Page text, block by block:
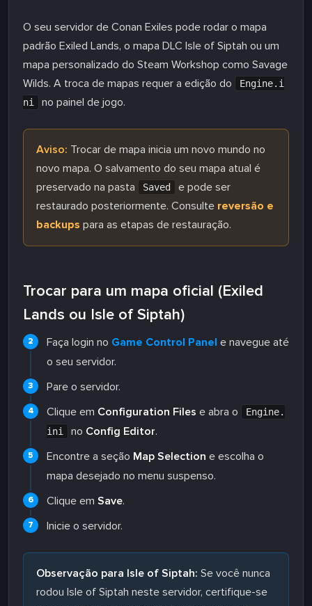
O seu servidor de Conan Exiles pode rodar o mapa
padrão Exiled Lands, o mapa DLC Isle of Siptah ou um
mapa personalizado do Steam Workshop como Savage
Wilds. A troca de mapas requer a edição do
Engine.i
ni
no painel de jogo.
Aviso: Trocar de mapa inicia um novo mundo no
novo mapa. O salvamento do seu mapa atual é
preservado na pasta
Saved
e pode ser
restaurado posteriormente. Consulte reversão e
backups para as etapas de restauração.
Trocar para um mapa oficial (Exiled
Lands ou Isle of Siptah)
Faça login no Game Control Panel e navegue até
o seu servidor.
Pare o servidor.
Clique em Configuration Files e abra o
Engine.
ini
no Config Editor.
Encontre a seção Map Selection e escolha o
mapa desejado no menu suspenso.
Clique em Save.
Inicie o servidor.
Observação para Isle of Siptah: Se você nunca
rodou Isle of Siptah neste servidor, certifique-se